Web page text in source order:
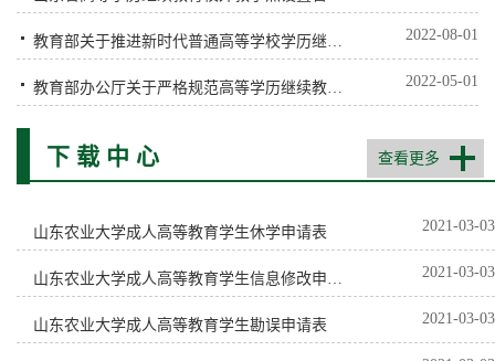
2022-08-01
2022-05-01
下 载 中 心 查看更多
山东农业大学成人高等教育学生休学申请表 2021-03-03
2021-03-03
山东农业大学成人高等教育学生勘误申请表 2021-03-03